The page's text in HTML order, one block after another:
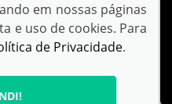
- AutoForce
em nossas páginas
e uso de cookies. Para
de Privacidade.